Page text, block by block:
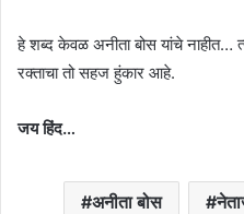
हे शब्द केवळ अनीता बोस यांचे नाहीत…
रक्ताचा तो सहज हुंकार आहे.
जय हिंद…
अनीता बोस